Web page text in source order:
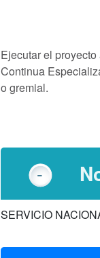
Ejecutar el
Continua
o gremial.
SERVICIO